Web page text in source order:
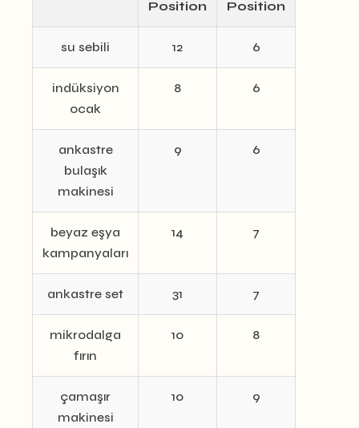
Position
Position
su sebili 12 6
indüksiyon
ocak
8 6
ankastre
bulaşık
makinesi
9 6
beyaz eşya
kampanyaları
14 7
ankastre set 31 7
mikrodalga
fırın
10 8
çamaşır
makinesi
10 9